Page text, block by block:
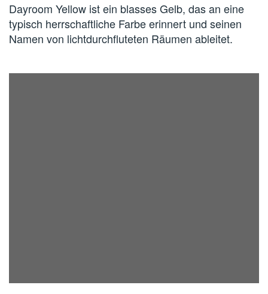
Dayroom Yellow ist ein blasses Gelb, das an eine
typisch herrschaftliche Farbe erinnert und seinen
Namen von lichtdurchfluteten Räumen ableitet.